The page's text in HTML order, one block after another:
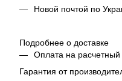
Новой почтой по
Подробнее о доставке
Оплата на расчетный
Гарантия от